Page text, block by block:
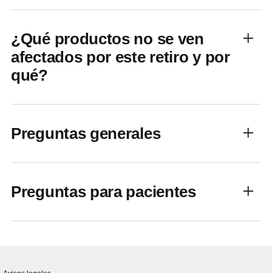
¿Qué productos no se ven
afectados por este retiro y por
qué?
Preguntas generales
Preguntas para pacientes